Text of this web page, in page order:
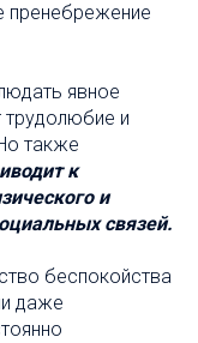
пренебрежение
явное
и
также
к
и
связей.
беспокойства
даже